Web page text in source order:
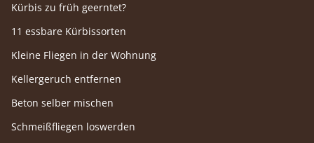
Kürbis zu früh geerntet?
11 essbare Kürbissorten
Kleine Fliegen in der Wohnung
Kellergeruch entfernen
Beton selber mischen
Schmeißfliegen loswerden